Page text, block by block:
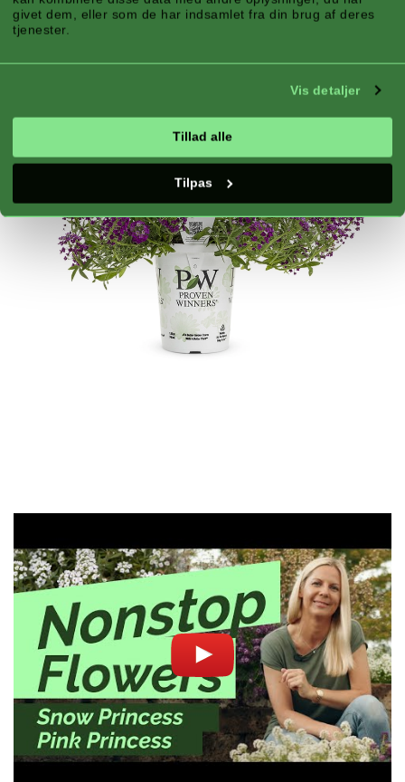
givet dem, eller som de har indsamlet fra din brug af deres
tjenester.
Vis detaljer
Tillad alle
Tilpas